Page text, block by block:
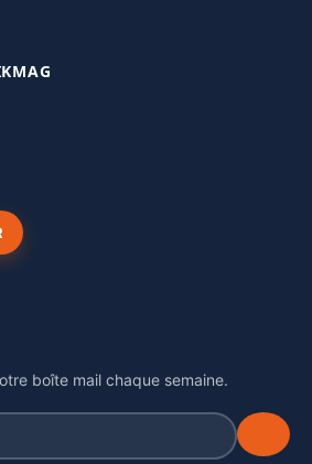
boîte mail chaque semaine.